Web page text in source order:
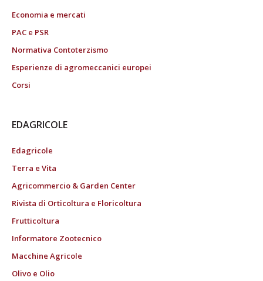
Economia e mercati
PAC e PSR
Normativa Contoterzismo
Esperienze di agromeccanici europei
Corsi
EDAGRICOLE
Edagricole
Terra e Vita
Agricommercio & Garden Center
Rivista di Orticoltura e Floricoltura
Frutticoltura
Informatore Zootecnico
Macchine Agricole
Olivo e Olio